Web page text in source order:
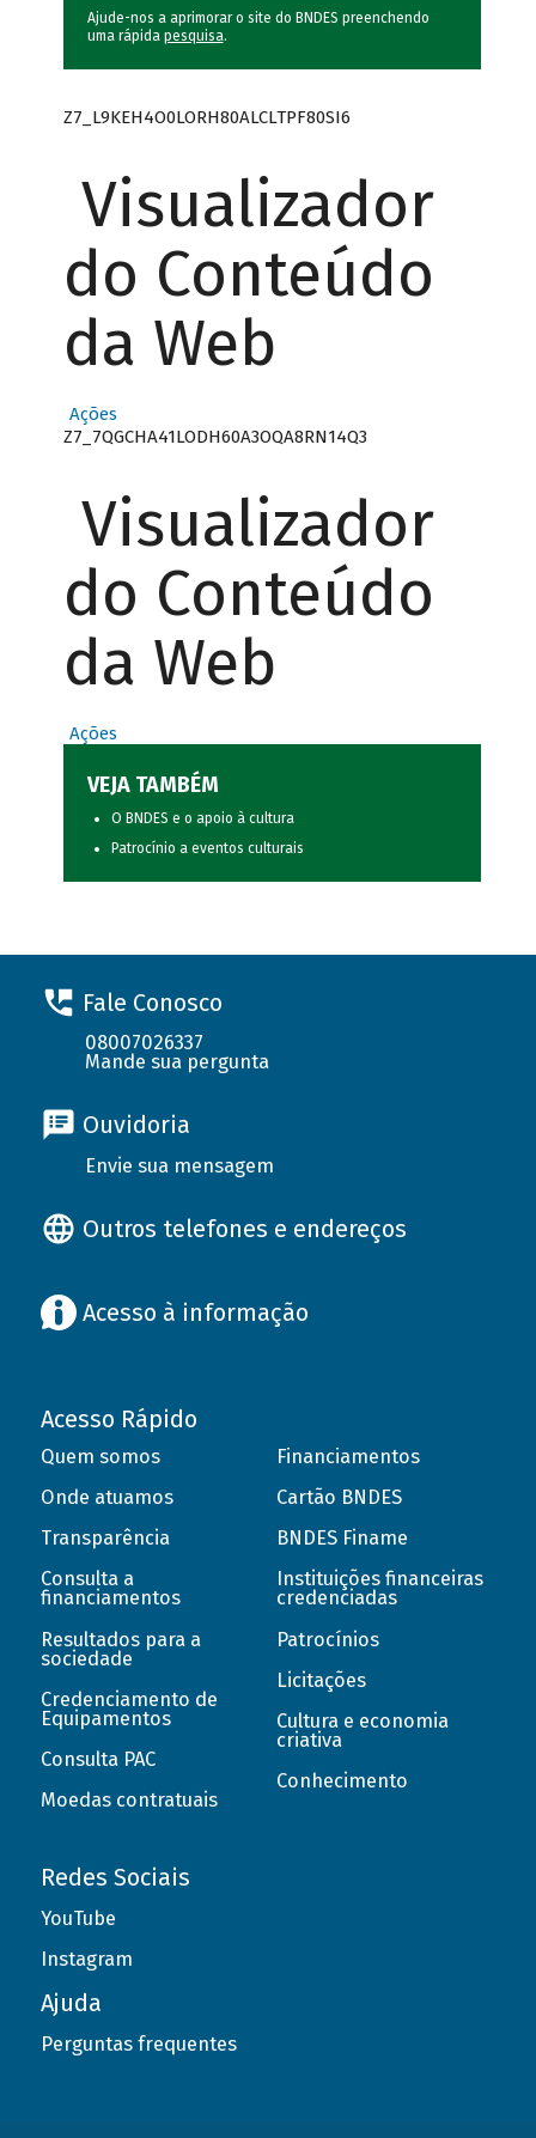
Ajude-nos a aprimorar o site do BNDES preenchendo
uma rápida pesquisa.
Z7_L9KEH4O0LORH80ALCLTPF80SI6
Visualizador
do Conteúdo
da Web
Ações
Z7_7QGCHA41LODH60A3OQA8RN14Q3
Visualizador
do Conteúdo
da Web
Ações
VEJA TAMBÉM
O BNDES e o apoio à cultura
Patrocínio a eventos culturais
Fale Conosco
08007026337
Mande sua pergunta
Ouvidoria
Envie sua mensagem
Outros telefones e endereços
Acesso à informação
Acesso Rápido
Quem somos
Onde atuamos
Transparência
Consulta a
financiamentos
Resultados para a
sociedade
Credenciamento de
Equipamentos
Consulta PAC
Moedas contratuais
Financiamentos
Cartão BNDES
BNDES Finame
Instituições financeiras
credenciadas
Patrocínios
Licitações
Cultura e economia
criativa
Conhecimento
Redes Sociais
YouTube
Instagram
Ajuda
Perguntas frequentes